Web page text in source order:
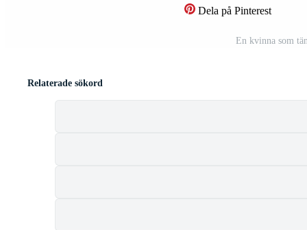
Dela på Pinterest
En kvinna som
Relaterade sökord